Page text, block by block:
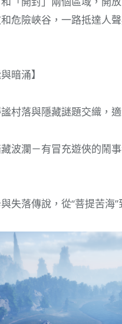
危險峽谷，一路抵達人
暗涌】
村落與隱藏謎題交織，
波瀾－有冒充遊俠的鬧
失落傳說，從“菩提苦海”